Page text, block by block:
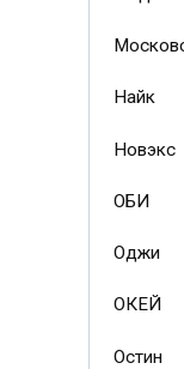
Найк
Новэкс
ОБИ
Оджи
ОКЕЙ
Остин